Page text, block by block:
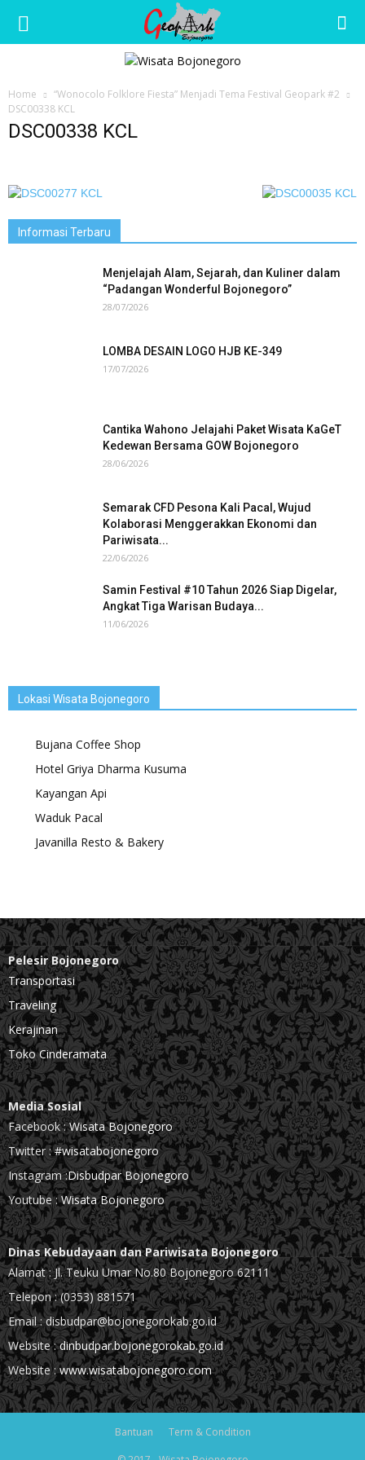
Wisata
Bojonegoro
Home
“Wonocolo Folklore Fiesta” Menjadi Tema Festival Geopark #2
DSC00338 KCL
DSC00338 KCL
Informasi Terbaru
Menjelajah Alam, Sejarah, dan Kuliner dalam
“Padangan Wonderful Bojonegoro”
28/07/2026
LOMBA DESAIN LOGO HJB KE-349
17/07/2026
Cantika Wahono Jelajahi Paket Wisata KaGeT
Kedewan Bersama GOW Bojonegoro
28/06/2026
Semarak CFD Pesona Kali Pacal, Wujud
Kolaborasi Menggerakkan Ekonomi dan
Pariwisata...
22/06/2026
Samin Festival #10 Tahun 2026 Siap Digelar,
Angkat Tiga Warisan Budaya...
11/06/2026
Lokasi Wisata Bojonegoro
Bujana Coffee Shop
Hotel Griya Dharma Kusuma
Kayangan Api
Waduk Pacal
Javanilla Resto & Bakery
Pelesir Bojonegoro
Transportasi
Traveling
Kerajinan
Toko Cinderamata
Media Sosial
Facebook :Wisata Bojonegoro
Twitter :#wisatabojonegoro
Instagram :Disbudpar Bojonegoro
Youtube :Wisata Bojonegoro
Dinas Kebudayaan dan Pariwisata Bojonegoro
Alamat : Jl. Teuku Umar No.80 Bojonegoro 62111
Telepon : (0353) 881571
Email : disbudpar@bojonegorokab.go.id
Website :dinbudpar.bojonegorokab.go.id
Website :www.wisatabojonegoro.com
Bantuan
Term & Condition